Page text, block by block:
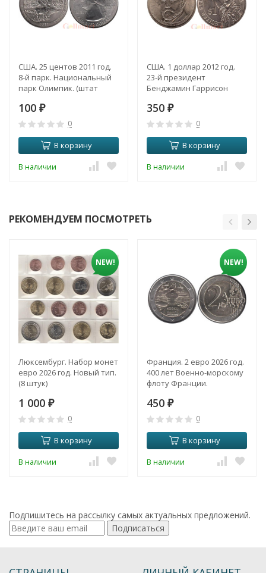
США. 25 центов 2011 год.
8-й парк. Национальный
парк Олимпик. (штат
100 ₽
0
В корзину
В наличии
США. 1 доллар 2012 год.
23-й президент
Бенджамин Гаррисон
350 ₽
0
В корзину
В наличии
РЕКОМЕНДУЕМ ПОСМОТРЕТЬ
NEW!
Люксембург. Набор монет
евро 2026 год. Новый тип.
(8 штук)
1 000 ₽
0
В корзину
В наличии
NEW!
Франция. 2 евро 2026 год.
400 лет Военно-морскому
флоту Франции.
450 ₽
0
В корзину
В наличии
Подпишитесь на рассылку самых актуальных предложений.
Подписаться